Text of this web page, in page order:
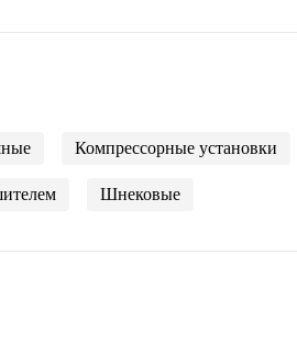
Компрессорные установки
Шнековые